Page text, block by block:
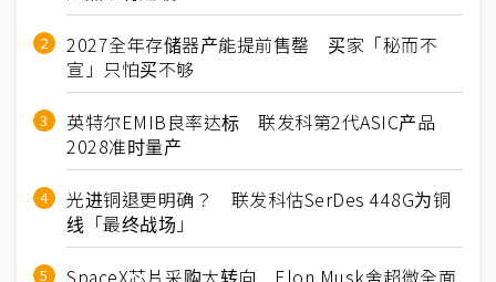
2027全年存储器产能提前售罄 买家「秘而不
宣」只怕买不够
英特尔EMIB良率达标 联发科第2代ASIC产品
2028准时量产
光进铜退更明确？ 联发科估SerDes 448G为铜
线「最终战场」
SpaceX芯片采购大转向 Elon Musk舍超微全面